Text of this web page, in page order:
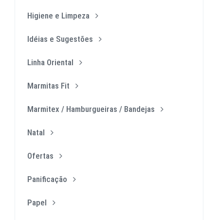
Higiene e Limpeza
Idéias e Sugestões
Linha Oriental
Marmitas Fit
Marmitex / Hamburgueiras / Bandejas
Natal
Ofertas
Panificação
Papel